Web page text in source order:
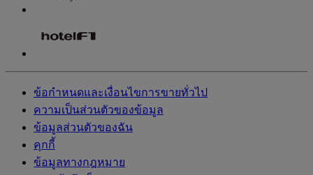
ข้อกำหนดและเงื่อนไขการขายทั่วไป
ความเป็นส่วนตัวของข้อมูล
ข้อมูลส่วนตัวของฉัน
คุกกี้
ข้อมูลทางกฎหมาย